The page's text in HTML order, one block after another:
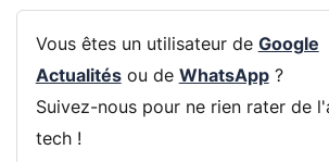
Vous êtes un utilisateur de Google
Actualitésou de WhatsApp?
Suivez-nous pour ne rien rater de
tech !